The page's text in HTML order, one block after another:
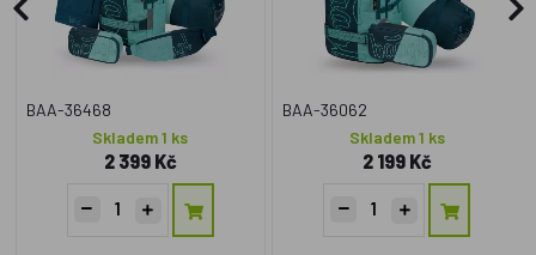
BAA-36468
Skladem 1 ks
2 399 Kč
BAA-36062
Skladem 1 ks
2 199 Kč